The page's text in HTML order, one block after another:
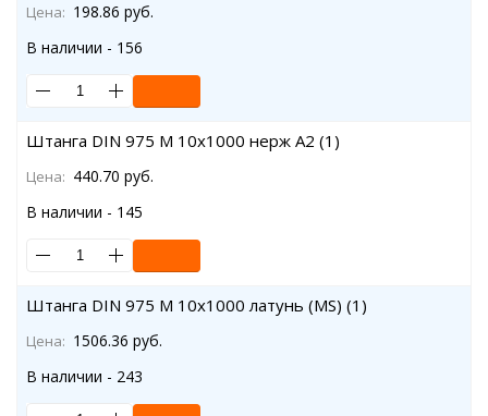
Цена: 198.86 руб.
В наличии - 156
Штанга DIN 975 M 10x1000 нерж A2 (1)
Цена: 440.70 руб.
В наличии - 145
Штанга DIN 975 M 10x1000 латунь (MS) (1)
Цена: 1506.36 руб.
В наличии - 243